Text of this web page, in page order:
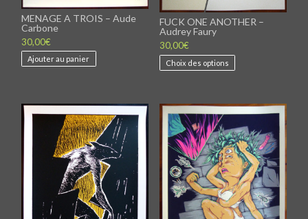
MENAGE A TROIS – Aude
Carbone
30,00€
Ajouter au panier
FUCK ONE ANOTHER –
Audrey Faury
30,00€
Choix des options
Les
peuvent
être
choisies
sur
la
page
du
produit